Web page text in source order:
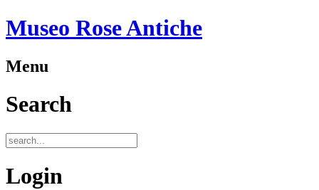
Museo Rose Antiche
Menu
Search
Login